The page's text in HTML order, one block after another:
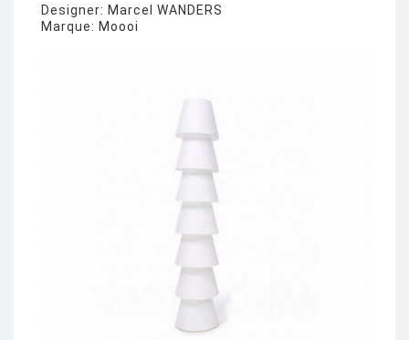
Designer: Marcel WANDERS
Marque: Moooi